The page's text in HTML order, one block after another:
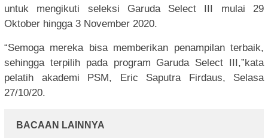
untuk mengikuti seleksi Garuda Select III mulai 29
Oktober hingga 3 November 2020.
“Semoga mereka bisa memberikan penampilan terbaik,
sehingga terpilih pada program Garuda Select III,”kata
pelatih akademi PSM, Eric Saputra Firdaus, Selasa
27/10/20.
BACAAN LAINNYA